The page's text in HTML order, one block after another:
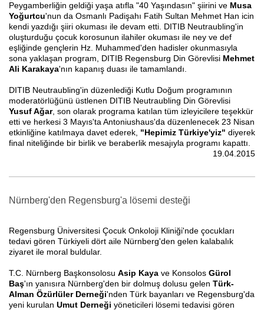
Peygamberliğin geldiği yaşa atıfla "40 Yaşındasın" şiirini ve Musa
Yoğurtcu'nun da Osmanlı Padişahı Fatih Sultan Mehmet Han icin
kendi yazdığı şiiri okuması ile devam etti. DITIB Neutraubling'in
oluşturduğu çocuk korosunun ilahiler okuması ile ney ve def
eşliğinde gençlerin Hz. Muhammed'den hadisler okunmasıyla
sona yaklaşan program, DITIB Regensburg Din Görevlisi Mehmet
Ali Karakaya'nın kapanış duası ile tamamlandı.
DITIB Neutraubling'in düzenlediği Kutlu Doğum programının
moderatörlüğünü üstlenen DITIB Neutraubling Din Görevlisi
Yusuf Ağar, son olarak programa katılan tüm izleyicilere teşekkür
etti ve herkesi 3 Mayıs'ta Antoniushaus'da düzenlenecek 23 Nisan
etkinliğine katılmaya davet ederek, "Hepimiz Türkiye'yiz" diyerek
final niteliğinde bir birlik ve beraberlik mesajıyla programı kapattı.
19.04.2015
Nürnberg'den Regensburg'a lösemi desteği
Regensburg Üniversitesi Çocuk Onkoloji Kliniği'nde çocukları
tedavi gören Türkiyeli dört aile Nürnberg'den gelen kalabalık
ziyaret ile moral buldular.
T.C. Nürnberg Başkonsolosu Asip Kaya ve Konsolos Gürol
Baş'ın yanısıra Nürnberg'den bir dolmuş dolusu gelen Türk-
Alman Özürlüler Derneği'nden Türk bayanları ve Regensburg'da
yeni kurulan Umut Derneği yöneticileri lösemi tedavisi gören